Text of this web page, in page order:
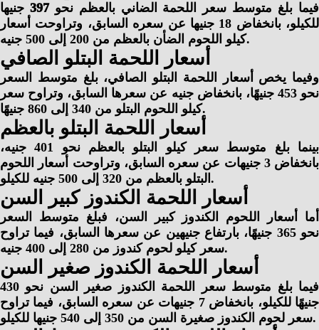
فيما بلغ متوسط سعر اللحمة الضاني بالعظم نحو 397
جنيها
للكيلو، بانخفاض 18 جنيها عن سعره السابق، وتراوحت أسعار
كيلو اللحوم الضأن بالعظم من 200 إلى 500 جنيه.
أسعار اللحمة البتلو الصافي
وفيما يخص أسعار اللحمة البتلو الصافي، بلغ متوسط السعر
نحو
453 جنيهًا، بانخفاض جنيه عن سعرها السابق، وتراوح سعر
كيلو اللحوم البتلو من 340 إلى 860 جنيهًا.
أسعار اللحمة البتلو بالعظم
بينما بلغ متوسط سعر كيلو البتلو بالعظم نحو
401 جنيه،
بانخفاض 3 جنيهات عن سعره السابق، وتراوحت أسعار اللحوم
البتلو بالعظم من 320 إلى 500 جنيه للكيلو.
أسعار اللحمة الكندوز كبير السن
أما أسعار اللحوم الكندوز كبير السن، فبلغ متوسط السعر
نحو
365 جنيهًا، بارتفاع جنيهين عن سعرها السابق، فيما تراوح
سعر كيلو لحوم كندوز من 280 إلى 400 جنيه.
أسعار اللحمة الكندوز صغير السن
فيما بلغ متوسط سعر اللحمة الكندوز صغير السن نحو 430
جنيهًا للكيلو، بانخفاض 7 جنيهات عن سعره السابق، فيما تراوح
سعر لحوم الكندوز صغيرة السن من 350 إلى 540 جنيها للكيلو.